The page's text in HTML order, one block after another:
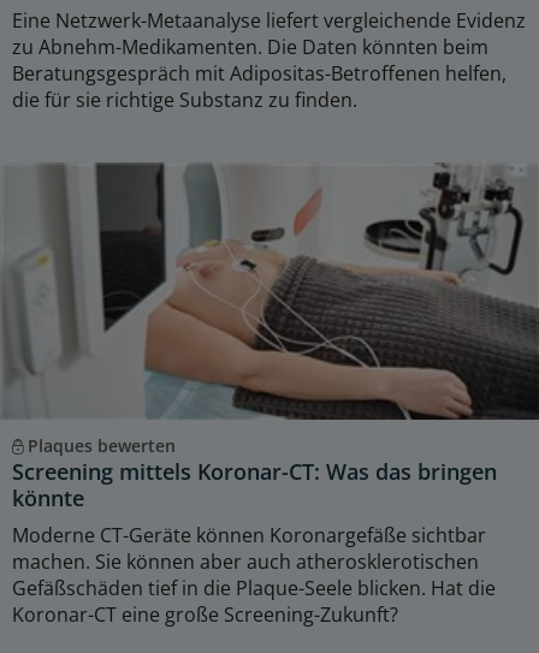
Eine Netzwerk-Metaanalyse liefert vergleichende Evidenz
zu Abnehm-Medikamenten. Die Daten könnten beim
Beratungsgespräch mit Adipositas-Betroffenen helfen,
die für sie richtige Substanz zu finden.
Plaques bewerten
Screening mittels Koronar-CT: Was das bringen
könnte
Moderne CT-Geräte können Koronargefäße sichtbar
machen. Sie können aber auch atherosklerotischen
Gefäßschäden tief in die Plaque-Seele blicken. Hat die
Koronar-CT eine große Screening-Zukunft?